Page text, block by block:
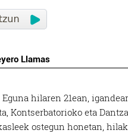
Llamas
hilaren 21ean,
Kontserbatorioko eta
ostegun honetan,